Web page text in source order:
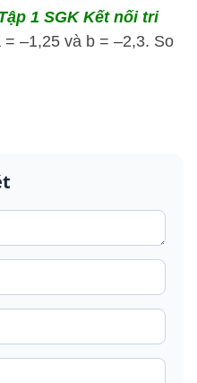
1 SGK Kết nối tri
–1,25 và b = –2,3. So